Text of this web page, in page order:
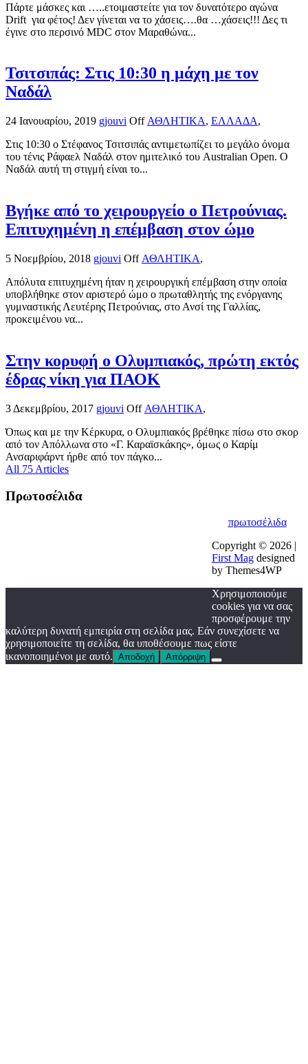
Πάρτε μάσκες και …..ετοιμαστείτε για τον δυνατότερο αγώνα
Drift για φέτος! Δεν γίνεται να το χάσεις….θα …χάσεις!!! Δες τι
έγινε στο περσινό MDC στον Μαραθώνα...
Τσιτσιπάς: Στις 10:30 η μάχη με τον
Ναδάλ
24 Ιανουαρίου, 2019 gjouvi Off ΑΘΛΗΤΙΚΑ, ΕΛΛΑΔΑ,
Στις 10:30 ο Στέφανος Τσιτσιπάς αντιμετωπίζει το μεγάλο όνομα
του τένις Ράφαελ Ναδάλ στον ημιτελικό του Australian Open. Ο
Ναδάλ αυτή τη στιγμή είναι το...
Βγήκε από το χειρουργείο ο Πετρούνιας.
Επιτυχημένη η επέμβαση στον ώμο
5 Νοεμβρίου, 2018 gjouvi Off ΑΘΛΗΤΙΚΑ,
Απόλυτα επιτυχημένη ήταν η χειρουργική επέμβαση στην οποία
υποβλήθηκε στον αριστερό ώμο ο πρωταθλητής της ενόργανης
γυμναστικής Λευτέρης Πετρούνιας, στο Ανσί της Γαλλίας,
προκειμένου να...
Στην κορυφή ο Ολυμπιακός, πρώτη εκτός
έδρας νίκη για ΠΑΟΚ
3 Δεκεμβρίου, 2017 gjouvi Off ΑΘΛΗΤΙΚΑ,
Όπως και με την Κέρκυρα, ο Ολυμπιακός βρέθηκε πίσω στο σκορ
από τον Απόλλωνα στο «Γ. Καραϊσκάκης», όμως ο Καρίμ
Ανσαριφάρντ ήρθε από τον πάγκο...
All 75 Articles
Πρωτοσέλιδα
πρωτοσέλιδα
Copyright © 2026 |
First Mag designed
by Themes4WP
Χρησιμοποιούμε
cookies για να σας
προσφέρουμε την
καλύτερη δυνατή εμπειρία στη σελίδα μας. Εάν συνεχίσετε να
χρησιμοποιείτε τη σελίδα, θα υποθέσουμε πως είστε
ικανοποιημένοι με αυτό. Αποδοχή Απόρριψη